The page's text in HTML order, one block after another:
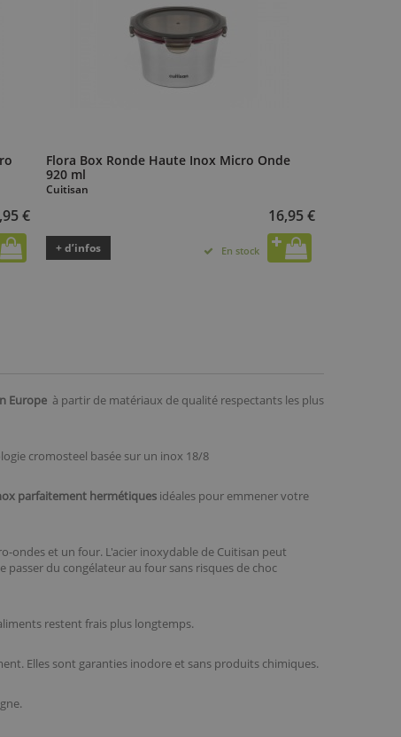
€
Flora Box Ronde Haute Inox Micro Onde
920 ml
Cuitisan
16,95 €
+ d’infos En stock
Europe à partir de matériaux de qualité respectants les plus
cromosteel basée sur un inox 18/8
parfaitement hermétiques idéales pour emmener votre
ondes et un four. L'acier inoxydable de Cuitisan peut
passer du congélateur au four sans risques de choc
restent frais plus longtemps.
Elles sont garanties inodore et sans produits chimiques.